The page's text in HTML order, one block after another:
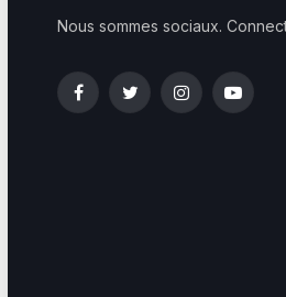
Nous sommes sociaux.
FacebookTwitterInstagramYouTube